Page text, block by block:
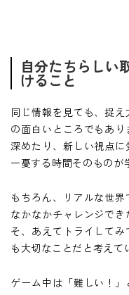
自分たちらしい
けること
同じ情報を見ても、捉
の面白いところでもあ
深めたり、新しい視点
一憂する時間そのものが
もちろん、リアルな世
なかなかチャレンジで
そ、あえてトライして
も大切なことだと考えて
ゲーム中は「難しい！